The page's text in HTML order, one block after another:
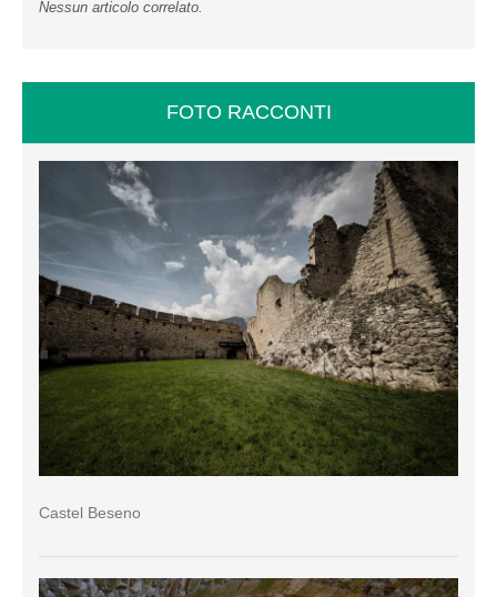
Nessun articolo correlato.
FOTO RACCONTI
Castel Beseno